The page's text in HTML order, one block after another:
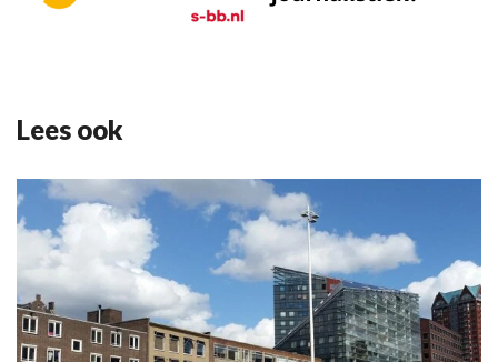
Lees ook